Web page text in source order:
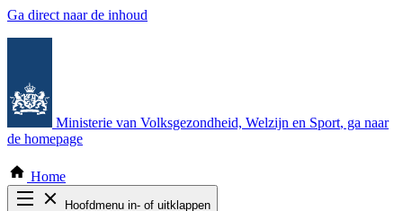
Ga direct naar de inhoud
Ministerie van Volksgezondheid, Welzijn en Sport, ga naar
de homepage
Home
Hoofdmenu in- of uitklappen